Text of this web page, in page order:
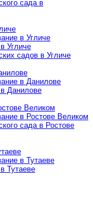
сада в
в Угличе
Угличе
садов в Угличе
в Данилове
Данилове
Великом
в Ростове Великом
сада в Ростове
в Тутаеве
Тутаеве